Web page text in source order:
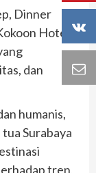
Dinner
Hotel
dan
humanis,
Surabaya
tren,